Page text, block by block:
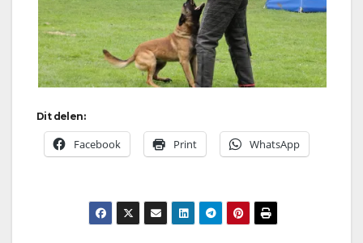
Dit delen:
Facebook Print WhatsApp